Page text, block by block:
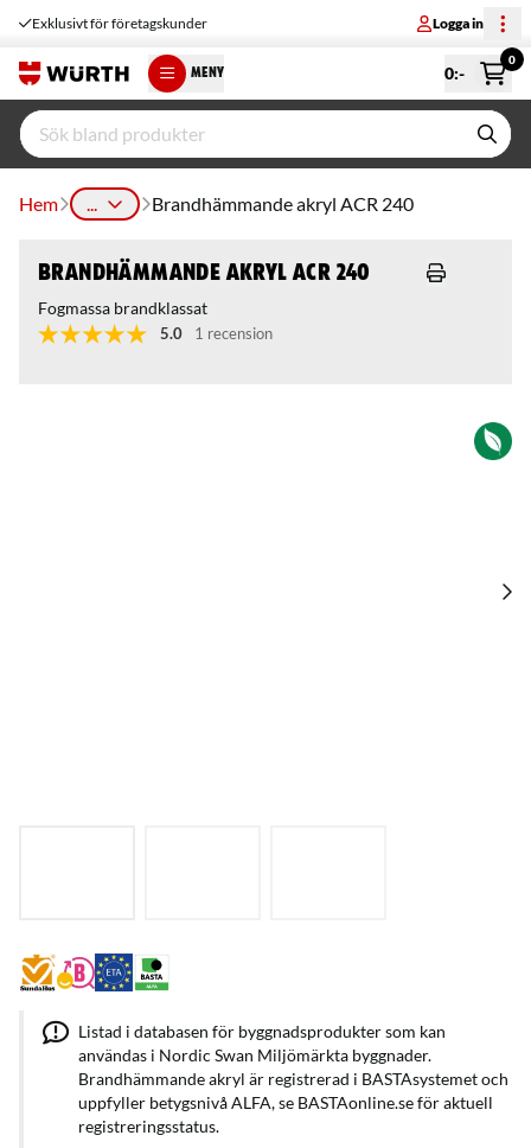
Exklusivt för företagskunder Logga in
MENY 0:-
0
Hem ... Brandhämmande akryl ACR 240
Brandhämmande akryl ACR 240
Fogmassa brandklassat
5.0 1 recension
Listad i databasen för byggnadsprodukter som kan
användas i Nordic Swan Miljömärkta byggnader.
Brandhämmande akryl är registrerad i BASTAsystemet och
uppfyller betygsnivå ALFA, se BASTAonline.se för aktuell
registreringsstatus.